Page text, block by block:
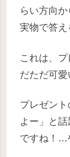
らい方向
実物で答え
これは、
だただ可
プレゼン
よー」と
ですね！…